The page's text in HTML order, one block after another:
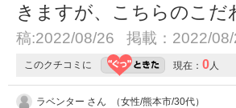
きますが、こちらのこ
稿:2022/08/26 掲載：2022/08/
このクチコミに 現在： 0 人
ラベンター さん （女性/熊本市/30代）